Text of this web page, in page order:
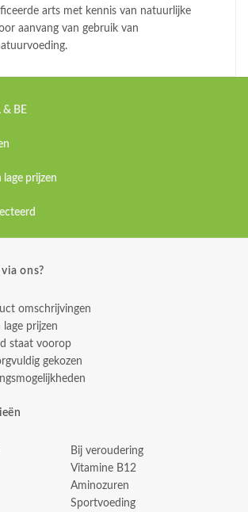
arts met kennis van natuurlijke
aanvang van gebruik van
& BE
prijzen
ons?
omschrijvingen
prijzen
staat voorop
gekozen
Bij veroudering
Vitamine B12
Aminozuren
Sportvoeding